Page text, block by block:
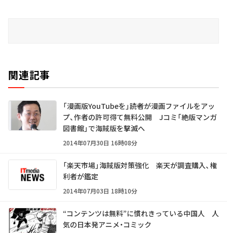
関連記事
「漫画版YouTubeを」――読者が漫画ファイルをアッ
プ、作者の許可得て無料公開 Jコミ「絶版マンガ
図書館」で海賊版を撃滅へ
2014年07月30日 16時08分
「楽天市場」海賊版対策強化 楽天が調査購入、権
利者が鑑定
2014年07月03日 18時10分
“コンテンツは無料”に慣れきっている中国人 人
気の日本発アニメ・コミック